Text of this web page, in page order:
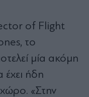
of Flight
το
μία ακόμη
έχει ήδη
«Στην